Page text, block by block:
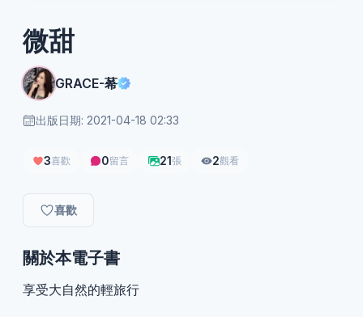
微甜
GRACE-莃
出版日期: 2021-04-18 02:33
3喜歡 0留言 21張 2觀看
喜歡
關於本電子書
享受大自然的輕旅行